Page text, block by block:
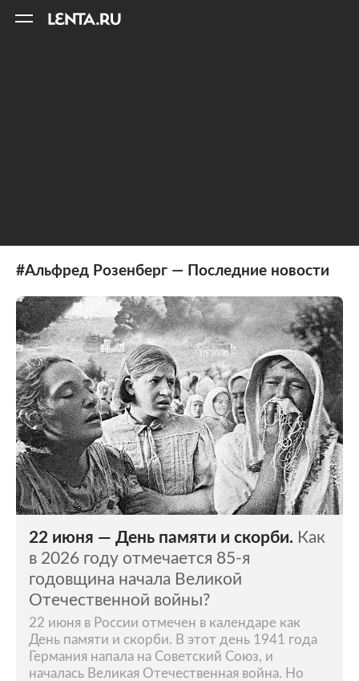
#Альфред Розенберг — Последние новости
22 июня — День памяти и скорби. Как
в 2026 году отмечается 85-я
годовщина начала Великой
Отечественной войны?
22 июня в России отмечен в календаре как
День памяти и скорби. В этот день 1941 года
Германия напала на Советский Союз, и
началась Великая Отечественная война. Но